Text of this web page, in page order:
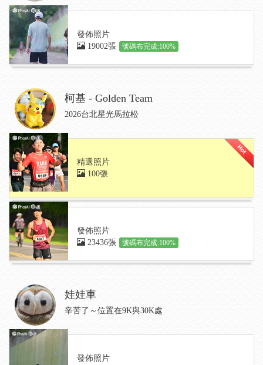
發佈照片
19002張
號碼布完成:100%
柯基 - Golden Team
2026台北星光馬拉松
精選照片
100張
發佈照片
23436張
號碼布完成:100%
娃娃車
辛苦了～位置在9K與30K處
發佈照片